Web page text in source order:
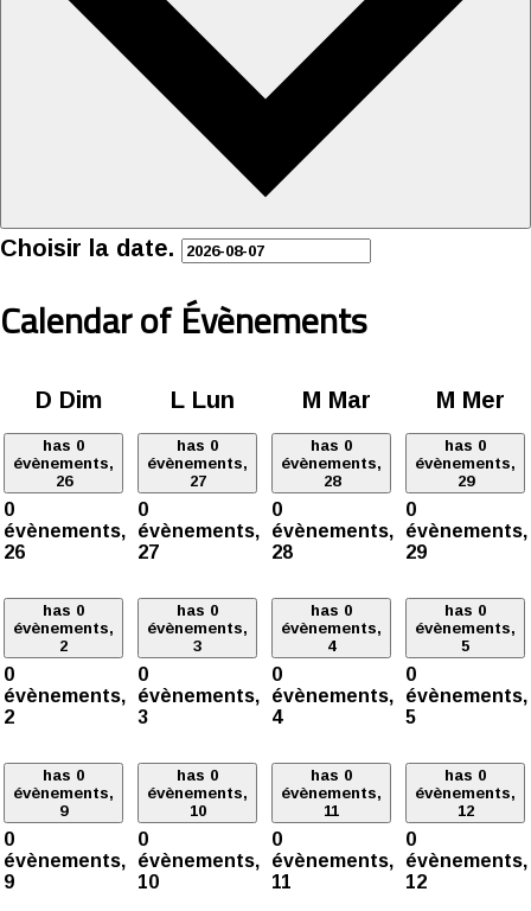
Choisir la date.
Calendar of Évènements
D Dim L Lun M Mar M Mer
has 0
évènements,
26
0
évènements,
26
has 0
évènements,
27
0
évènements,
27
has 0
évènements,
28
0
évènements,
28
has 0
évènements,
29
0
évènements,
29
has 0
évènements,
2
0
évènements,
2
has 0
évènements,
3
0
évènements,
3
has 0
évènements,
4
0
évènements,
4
has 0
évènements,
5
0
évènements,
5
has 0
évènements,
9
0
évènements,
9
has 0
évènements,
10
0
évènements,
10
has 0
évènements,
11
0
évènements,
11
has 0
évènements,
12
0
évènements,
12